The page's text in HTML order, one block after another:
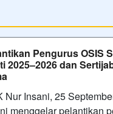
Pengurus OSIS
2025–2026 dan
Nur Insani, 25
menggelar pelantikan